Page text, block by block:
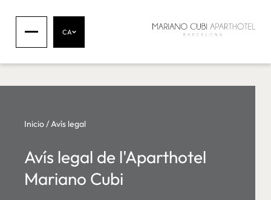
CA
Inicio/Avís legal
Avís legal de l'Aparthotel
Mariano Cubi